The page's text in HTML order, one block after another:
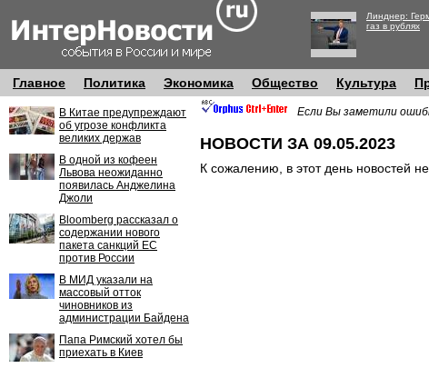
Линднер:
газ в рублях
Главное Политика Экономика Общество Культура
В Китае предупреждают
об угрозе конфликта
великих держав
В одной из кофеен
Львова неожиданно
появилась Анджелина
Джоли
Bloomberg рассказал о
содержании нового
пакета санкций ЕС
против России
В МИД указали на
массовый отток
чиновников из
администрации Байдена
Папа Римский хотел бы
приехать в Киев
Если Вы заметили
НОВОСТИ ЗА 09.05.2023
К сожалению, в этот день новостей